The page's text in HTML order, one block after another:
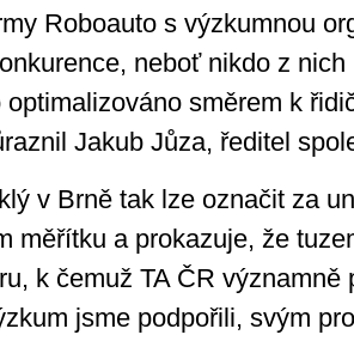
Roboauto s výzkumnou
neboť nikdo z
optimalizováno směrem k
Jakub Jůza, ředitel
v Brně tak lze označit za
měřítku a prokazuje, že
k čemuž TA ČR významně
jsme podpořili, svým